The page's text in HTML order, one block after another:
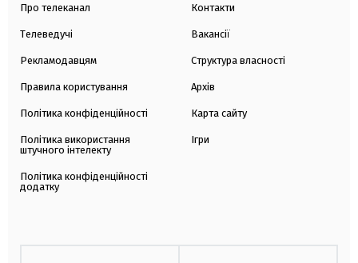
Про телеканал
Телеведучі
Рекламодавцям
Правила користування
Політика конфіденційності
Політика використання
штучного інтелекту
Політика конфіденційності
додатку
Контакти
Вакансії
Структура власності
Архів
Карта сайту
Ігри